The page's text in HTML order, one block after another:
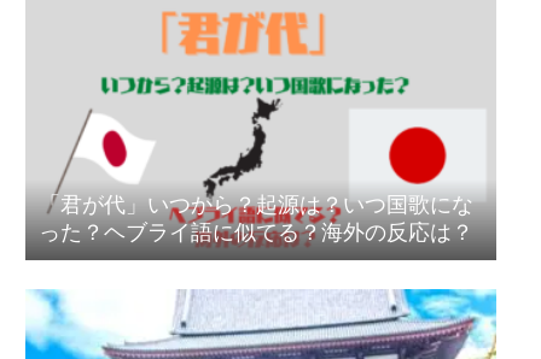
「君が代」いつから？起源は？いつ国歌にな
った？ヘブライ語に似てる？海外の反応は？